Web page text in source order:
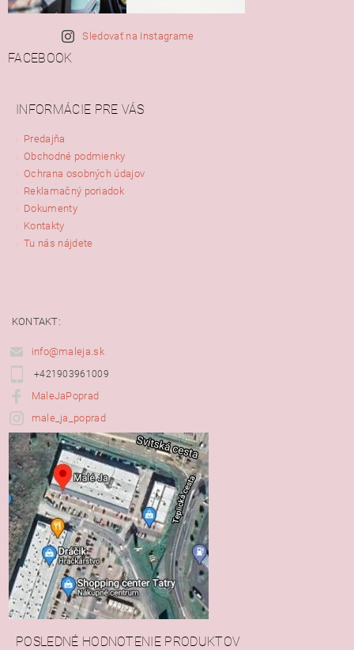
Sledovať na Instagrame
FACEBOOK
INFORMÁCIE PRE VÁS
Predajňa
Obchodné podmienky
Ochrana osobných údajov
Reklamačný poriadok
Dokumenty
Kontakty
Tu nás nájdete
KONTAKT:
info@maleja.sk
+421903961009
MaleJaPoprad
male_ja_poprad
POSLEDNÉ HODNOTENIE PRODUKTOV